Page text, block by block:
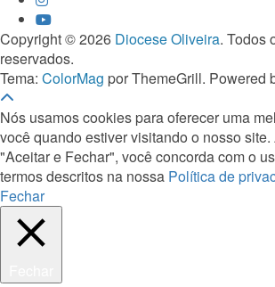
Copyright © 2026 Diocese Oliveira. Todos
reservados.
Tema: ColorMag por ThemeGrill. Powered
Nós usamos cookies para oferecer uma
você quando estiver visitando o nosso
"Aceitar e Fechar", você concorda com o
termos descritos na nossa Política de
Fechar